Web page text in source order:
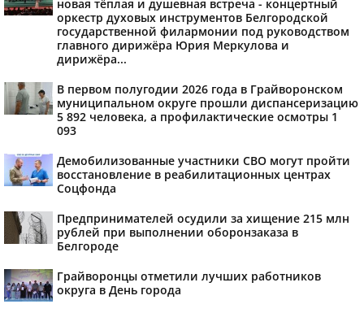
новая тёплая и душевная встреча - концертный
оркестр духовых инструментов Белгородской
государственной филармонии под руководством
главного дирижёра Юрия Меркулова и
дирижёра...
В первом полугодии 2026 года в Грайворонском
муниципальном округе прошли диспансеризацию
5 892 человека, а профилактические осмотры 1
093
Демобилизованные участники СВО могут пройти
восстановление в реабилитационных центрах
Соцфонда
Предпринимателей осудили за хищение 215 млн
рублей при выполнении оборонзаказа в
Белгороде
Грайворонцы отметили лучших работников
округа в День города